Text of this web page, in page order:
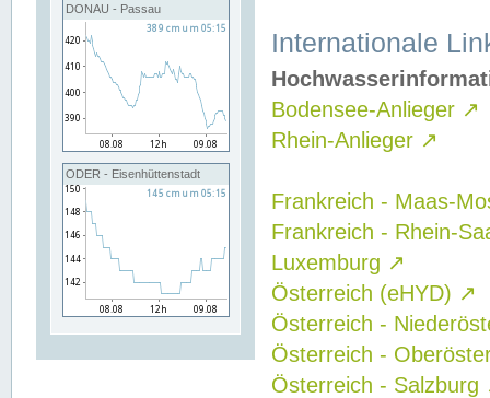
DONAU - Passau
ODER - Eisenhüttenstadt
Internationale
Bodensee-Anlieger ↗
Rhein-Anlieger ↗
Frankreich - Maas-
Frankreich - Rhein-
Luxemburg ↗
Österreich (eHYD) ↗
Österreich -
Österreich -
Österreich - Salzburg